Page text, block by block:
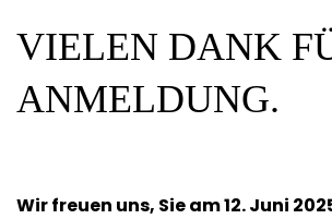
VIELEN DANK
ANMELDUNG.
Wir freuen uns, Sie am 12. Juni